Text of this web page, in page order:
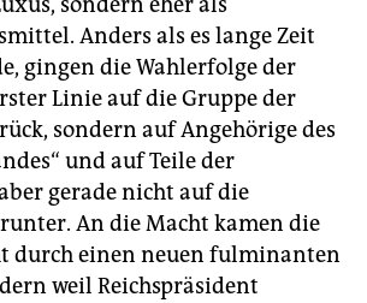
Anders als es lange Zeit
gingen die Wahlerfolge der
Linie auf die Gruppe der
sondern auf Angehörige des
und auf Teile der
gerade nicht auf die
An die Macht kamen die
durch einen neuen fulminanten
weil Reichspräsident